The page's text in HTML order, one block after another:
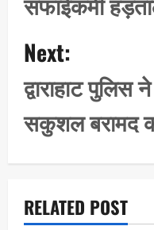
n
v
i
g
a
i
o
n
Next:
द्वाराहाट
सकुशल बरामद
RELATED POST